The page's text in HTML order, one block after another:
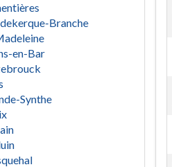
Branche
en-Bar
Synthe